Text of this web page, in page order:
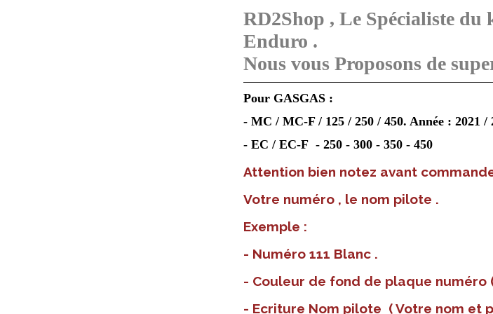
RD2Shop , Le Spécialiste du
Enduro .
Nous vous Proposons de
Pour GASGAS :
- MC / MC-F / 125 / 250 / 450. Année : 2021 /
- EC / EC-F - 250 - 300 - 350 - 450
Attention bien notez avant
Votre numéro , le nom pilote .
Exemple :
- Numéro 111 Blanc .
- Couleur de fond de plaque numéro
- Ecriture Nom pilote ( Votre nom et